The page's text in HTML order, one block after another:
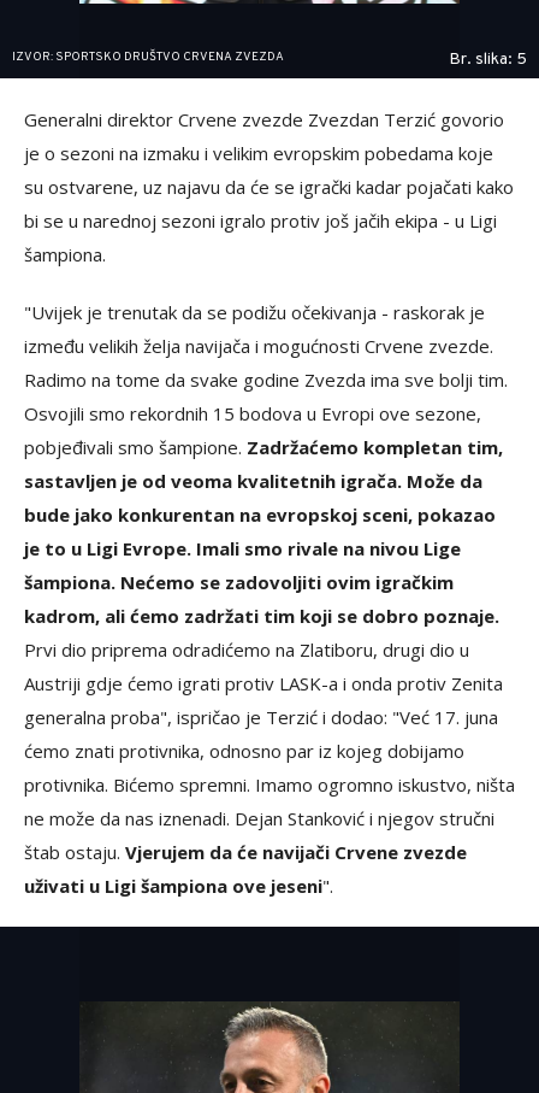
IZVOR: SPORTSKO DRUŠTVO CRVENA ZVEZDA Br. slika: 5
Generalni direktor Crvene zvezde Zvezdan Terzić govorio
je o sezoni na izmaku i velikim evropskim pobedama koje
su ostvarene, uz najavu da će se igrački kadar pojačati kako
bi se u narednoj sezoni igralo protiv još jačih ekipa - u Ligi
šampiona.
"Uvijek je trenutak da se podižu očekivanja - raskorak je
između velikih želja navijača i mogućnosti Crvene zvezde.
Radimo na tome da svake godine Zvezda ima sve bolji tim.
Osvojili smo rekordnih 15 bodova u Evropi ove sezone,
pobjeđivali smo šampione. Zadržaćemo kompletan tim,
sastavljen je od veoma kvalitetnih igrača. Može da
bude jako konkurentan na evropskoj sceni, pokazao
je to u Ligi Evrope. Imali smo rivale na nivou Lige
šampiona. Nećemo se zadovoljiti ovim igračkim
kadrom, ali ćemo zadržati tim koji se dobro poznaje.
Prvi dio priprema odradićemo na Zlatiboru, drugi dio u
Austriji gdje ćemo igrati protiv LASK-a i onda protiv Zenita
generalna proba", ispričao je Terzić i dodao: "Već 17. juna
ćemo znati protivnika, odnosno par iz kojeg dobijamo
protivnika. Bićemo spremni. Imamo ogromno iskustvo, ništa
ne može da nas iznenadi. Dejan Stanković i njegov stručni
štab ostaju. Vjerujem da će navijači Crvene zvezde
uživati u Ligi šampiona ove jeseni".